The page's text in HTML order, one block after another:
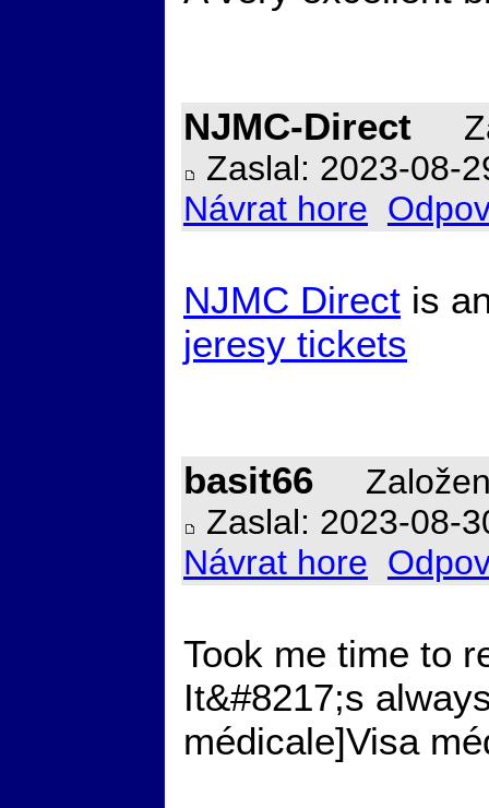
NJMC-Direct
Zaslal: 2023-08-
Návrat hore
NJMC Direct is
jeresy tickets
basit66
Zaslal: 2023-08-
Návrat hore
Took me time to
It&#8217;s
médicale]Visa